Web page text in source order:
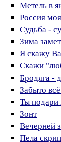
Метель в
Россия
Судьба -
Зима
Я скажу
Скажи
Бродяга -
Забыто
Ты подари
Зонт
Вечерней
Пела